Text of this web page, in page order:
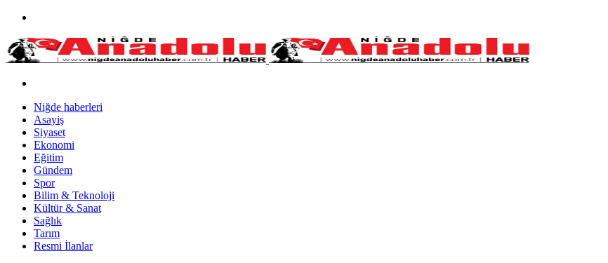
Niğde haberleri
Asayiş
Siyaset
Ekonomi
Eğitim
Gündem
Spor
Bilim & Teknoloji
Kültür & Sanat
Sağlık
Tarım
Resmi İlanlar